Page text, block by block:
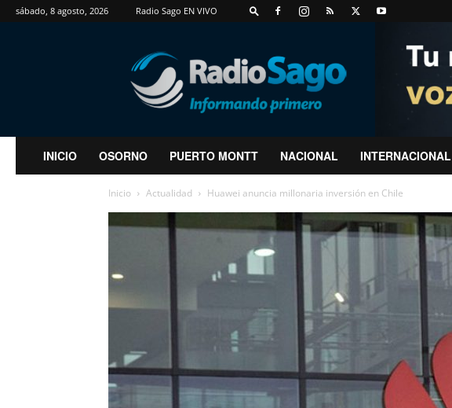
sábado, 8 agosto, 2026 Radio Sago EN VIVO
RadioSago
INICIO OSORNO PUERTO MONTT NACIONAL INTERNACIONAL
Inicio Actualidad Huawei anuncia millonaria inversión en Chile